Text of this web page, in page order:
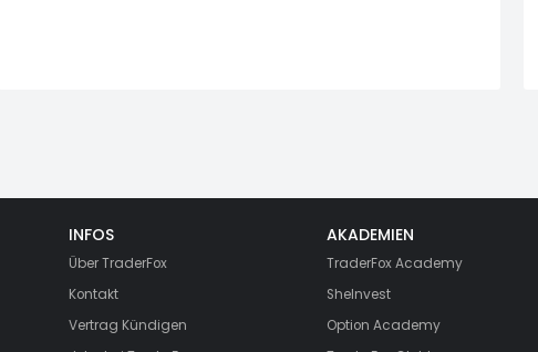
INFOS
Über TraderFox
Kontakt
Vertrag Kündigen
AKADEMIEN
TraderFox Academy
SheInvest
Option Academy